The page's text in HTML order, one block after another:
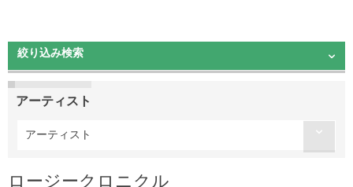
絞り込み検索
アーティスト
アーティスト
ロージークロニクル